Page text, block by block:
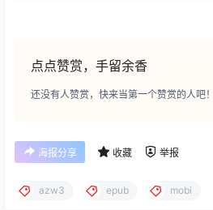
点点赞赏，手留余香
还没有人赞赏，快来当第一个赞赏的人吧！
海报分享 收藏 举报
azw3 epub mobi